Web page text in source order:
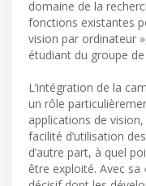
domaine de la
fonctions existantes
vision par ordinateur
étudiant du groupe
L’intégration de la
un rôle
applications de vision,
facilité d’utilisation
d’autre part, à quel
être exploité. Avec sa